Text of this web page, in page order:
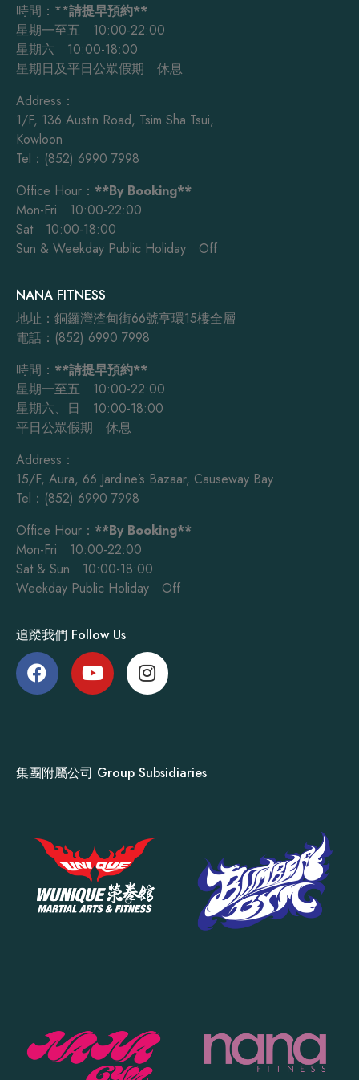
時間：**請提早預約**
星期一至五 10:00-22:00
星期六 10:00-18:00
星期日及平日公眾假期 休息
Address：
1/F, 136 Austin Road, Tsim Sha Tsui,
Kowloon
Tel：(852) 6990 7998
Office Hour： **By Booking**
Mon-Fri 10:00-22:00
Sat 10:00-18:00
Sun & Weekday Public Holiday Off
NANA FITNESS
地址：銅鑼灣渣甸街66號亨環15樓全層
電話：(852) 6990 7998
時間： **請提早預約**
星期一至五 10:00-22:00
星期六、日 10:00-18:00
平日公眾假期 休息
Address：
15/F, Aura, 66 Jardine’s Bazaar, Causeway Bay
Tel：(852) 6990 7998
Office Hour： **By Booking**
Mon-Fri 10:00-22:00
Sat & Sun 10:00-18:00
Weekday Public Holiday Off
追蹤我們 Follow Us
集團附屬公司 Group Subsidiaries